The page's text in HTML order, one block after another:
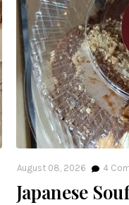
August 08, 2026 4
Japanese